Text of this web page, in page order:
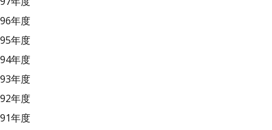
96年度
95年度
94年度
93年度
92年度
91年度